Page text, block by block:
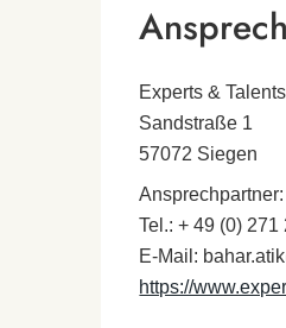
Experts &
Sandstraße 1
57072 Siegen
Tel.: + 49 (0) 271
E-Mail:
https://